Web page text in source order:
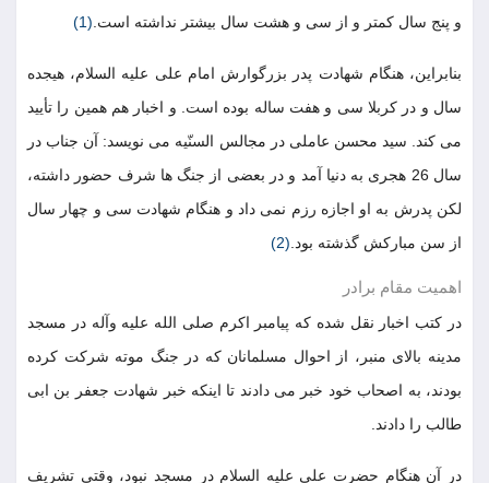
و پنج سال کمتر و از سی و هشت سال بیشتر نداشته است.(1)
بنابراین، هنگام شهادت پدر بزرگوارش امام علی علیه السلام، هیجده
سال و در کربلا سی و هفت ساله بوده است. و اخبار هم همین را تأیید
می کند. سید محسن عاملی در مجالس السنّیه می نویسد: آن جناب در
سال 26 هجری به دنیا آمد و در بعضی از جنگ ها شرف حضور داشته،
لکن پدرش به او اجازه رزم نمی داد و هنگام شهادت سی و چهار سال
از سن مبارکش گذشته بود.(2)
اهمیت مقام برادر
در کتب اخبار نقل شده که پیامبر اکرم صلی الله علیه وآله در مسجد
مدینه بالای منبر، از احوال مسلمانان که در جنگ موته شرکت کرده
بودند، به اصحاب خود خبر می دادند تا اینکه خبر شهادت جعفر بن ابی
طالب را دادند.
در آن هنگام حضرت علی علیه السلام در مسجد نبود، وقتی تشریف